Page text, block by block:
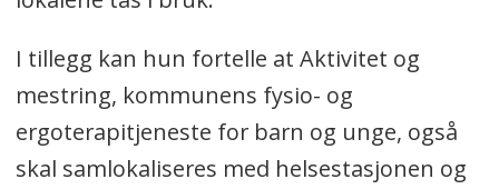
I tillegg kan hun fortelle at Aktivitet og
mestring, kommunens fysio- og
ergoterapitjeneste for barn og unge, også
skal samlokaliseres med helsestasjonen og